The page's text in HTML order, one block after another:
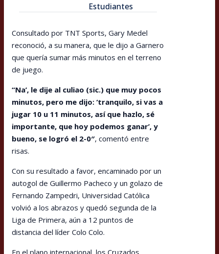
Estudiantes
Consultado por TNT Sports, Gary Medel
reconoció, a su manera, que le dijo a Garnero
que quería sumar más minutos en el terreno
de juego.
“Na’, le dije al culiao (sic.) que muy pocos
minutos, pero me dijo: ‘tranquilo, si vas a
jugar 10 u 11 minutos, así que hazlo, sé
importante, que hoy podemos ganar’, y
bueno, se logró el 2-0″, comentó entre
risas.
Con su resultado a favor, encaminado por un
autogol de Guillermo Pacheco y un golazo de
Fernando Zampedri, Universidad Católica
volvió a los abrazos y quedó segunda de la
Liga de Primera, aún a 12 puntos de
distancia del líder Colo Colo.
En el plano internacional, los Cruzados